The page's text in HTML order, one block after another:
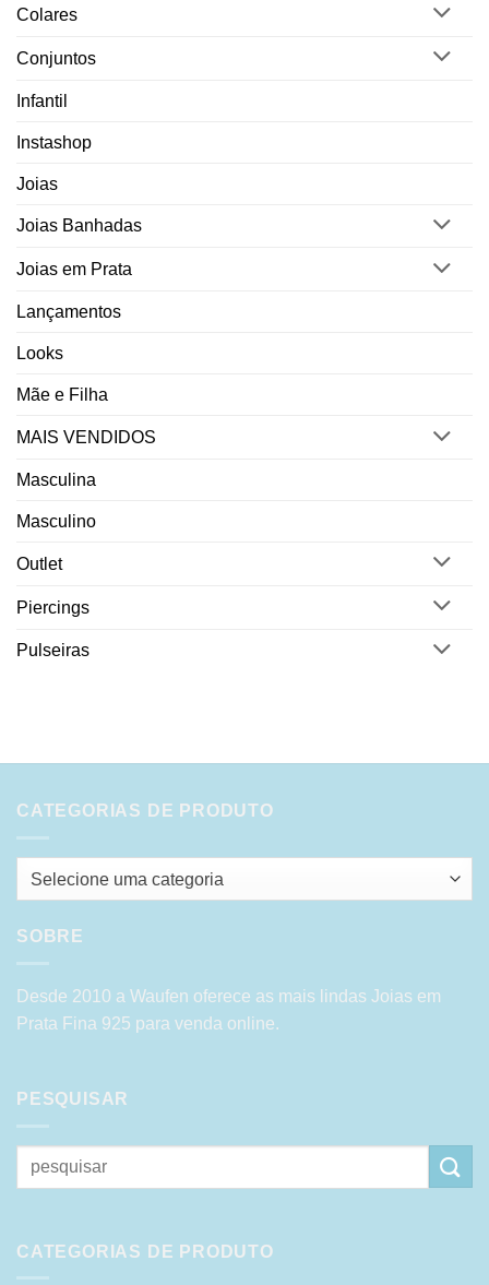
Colares
Conjuntos
Infantil
Instashop
Joias
Joias Banhadas
Joias em Prata
Lançamentos
Looks
Mãe e Filha
MAIS VENDIDOS
Masculina
Masculino
Outlet
Piercings
Pulseiras
CATEGORIAS DE PRODUTO
Selecione uma categoria
SOBRE
Desde 2010 a Waufen oferece as mais lindas Joias em
Prata Fina 925 para venda online.
PESQUISAR
Pesquisar
por:
CATEGORIAS DE PRODUTO